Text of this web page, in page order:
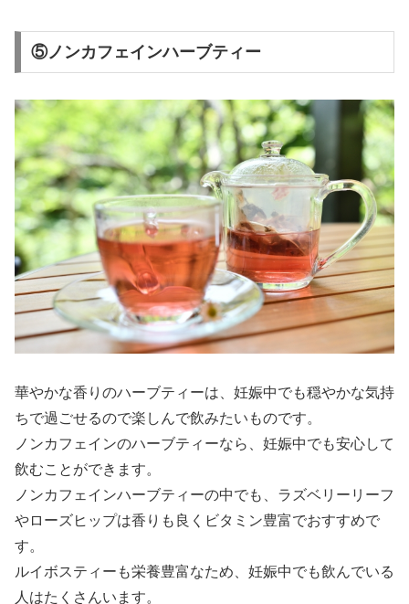
⑤ノンカフェインハーブティー
華やかな香りのハーブティーは、妊娠中でも穏やかな気持
ちで過ごせるので楽しんで飲みたいものです。
ノンカフェインのハーブティーなら、妊娠中でも安心して
飲むことができます。
ノンカフェインハーブティーの中でも、ラズベリーリーフ
やローズヒップは香りも良くビタミン豊富でおすすめで
す。
ルイボスティーも栄養豊富なため、妊娠中でも飲んでいる
人はたくさんいます。